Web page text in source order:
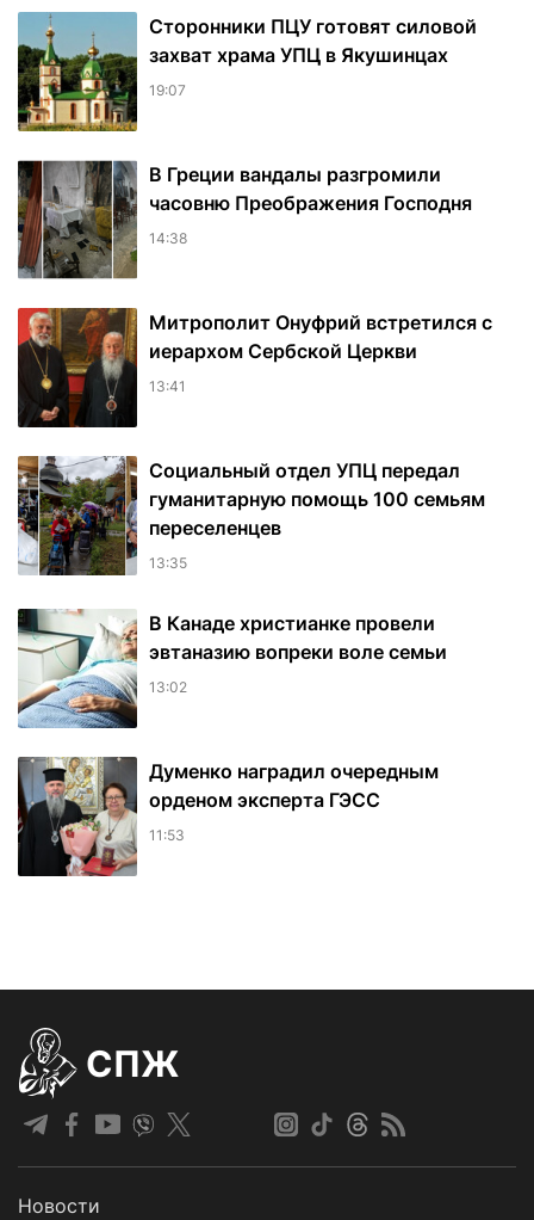
Сторонники ПЦУ готовят силовой
захват храма УПЦ в Якушинцах
19:07
В Греции вандалы разгромили
часовню Преображения Господня
14:38
Митрополит Онуфрий встретился с
иерархом Сербской Церкви
13:41
Социальный отдел УПЦ передал
гуманитарную помощь 100 семьям
переселенцев
13:35
В Канаде христианке провели
эвтаназию вопреки воле семьи
13:02
Думенко наградил очередным
орденом эксперта ГЭСС
11:53
СПЖ
Новости